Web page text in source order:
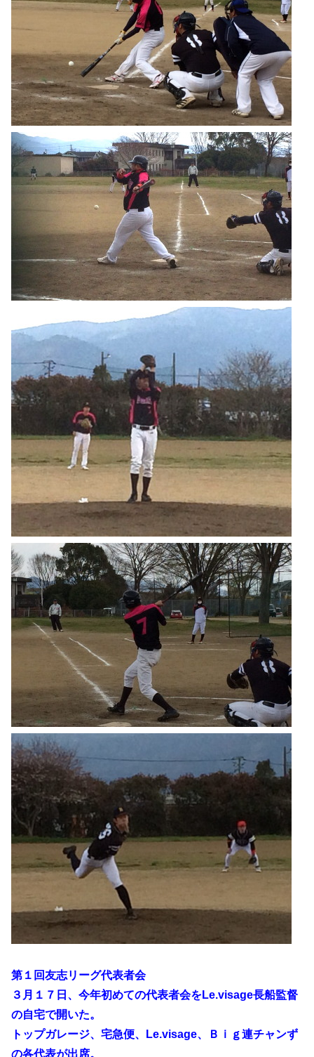
第１回友志リーグ代表者会
３月１７日、今年初めての代表者会をLe.visage長船監督
の自宅で開いた。
トップガレージ、宅急便、Le.visage、Ｂｉｇ連チャンず
の各代表が出席。